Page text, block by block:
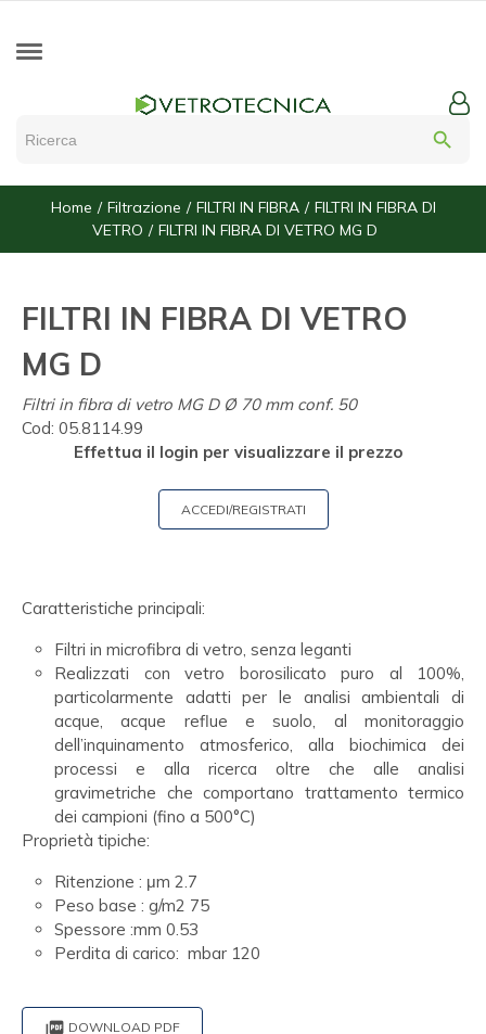
search
Home Filtrazione FILTRI IN FIBRA
FILTRI IN FIBRA DI
VETRO
FILTRI IN FIBRA DI VETRO MG D
FILTRI IN FIBRA DI VETRO
MG D
Filtri in fibra di vetro MG D Ø 70 mm conf. 50
Cod: 05.8114.99
Effettua il login per visualizzare il prezzo
ACCEDI/REGISTRATI
Caratteristiche principali:
Filtri in microfibra di vetro, senza leganti
Realizzati con vetro borosilicato puro al 100%,
particolarmente adatti per le analisi ambientali di
acque, acque reflue e suolo, al monitoraggio
dell’inquinamento atmosferico, alla biochimica dei
processi e alla ricerca oltre che alle analisi
gravimetriche che comportano trattamento termico
dei campioni (fino a 500°C)
Proprietà tipiche:
Ritenzione : μm 2.7
Peso base : g/m2 75
Spessore :mm 0.53
Perdita di carico: mbar 120
 DOWNLOAD PDF